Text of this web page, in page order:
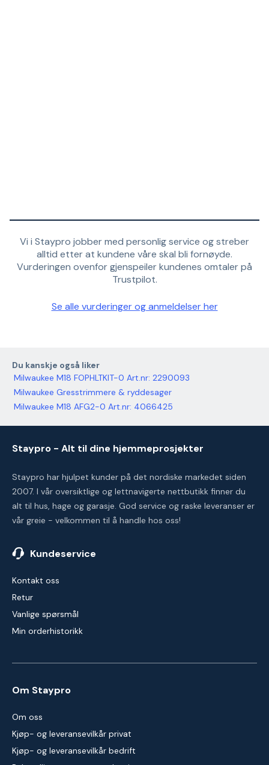
Vi i Staypro jobber med personlig service og streber
alltid etter at kundene våre skal bli fornøyde.
Vurderingen ovenfor gjenspeiler kundenes omtaler på
Trustpilot.
Se alle vurderinger og anmeldelser her
Du kanskje også liker
Milwaukee M18 FOPHLTKIT-0 Art.nr: 2290093
Milwaukee Gresstrimmere & ryddesager
Milwaukee M18 AFG2-0 Art.nr: 4066425
Staypro - Alt til dine hjemmeprosjekter
Staypro har hjulpet kunder på det nordiske markedet siden
2007. I vår oversiktlige og lettnavigerte nettbutikk finner du
alt til hus, hage og garasje. God service og raske leveranser er
vår greie - velkommen til å handle hos oss!
Kundeservice
Kontakt oss
Retur
Vanlige spørsmål
Min orderhistorikk
Om Staypro
Om oss
Kjøp- og leveransevilkår privat
Kjøp- og leveransevilkår bedrift